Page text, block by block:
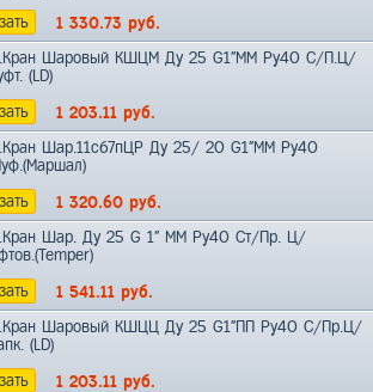
1 330.73 руб.
Шаровый КШЦМ Ду 25 G1"ММ Ру40 С/П.Ц/
(LD)
1 203.11 руб.
Шар.11с67пЦР Ду 25/ 20 G1"ММ Ру40
1 320.60 руб.
Шар. Ду 25 G 1" ММ Ру40 Ст/Пр. Ц/
1 541.11 руб.
Шаровый КШЦЦ Ду 25 G1"ПП Ру40 С/Пр.Ц/
(LD)
1 203.11 руб.